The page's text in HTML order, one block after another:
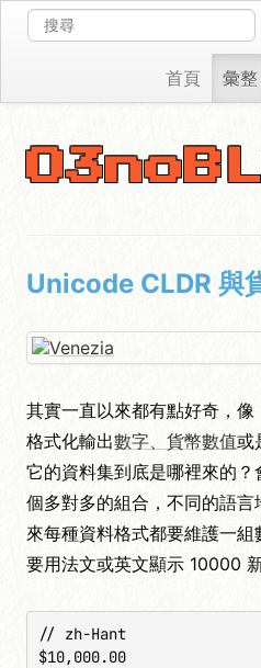
首頁 彙整
Unicode CLDR 與
其實一直以來都有點好奇，像
格式化輸出數字、貨幣數值或
它的資料集到底是哪裡來的
個多對多的組合，不同的語
來每種資料格式都要維護一
要用法文或英文顯示 10000
// zh-Hant
$10,000.00